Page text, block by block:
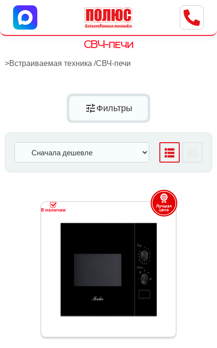
Центр бытовой техники
г. Ульяновск, ул. Пушкарева, 8a
СВЧ-печи
>Встраиваемая техника /СВЧ-печи
tune Фильтры